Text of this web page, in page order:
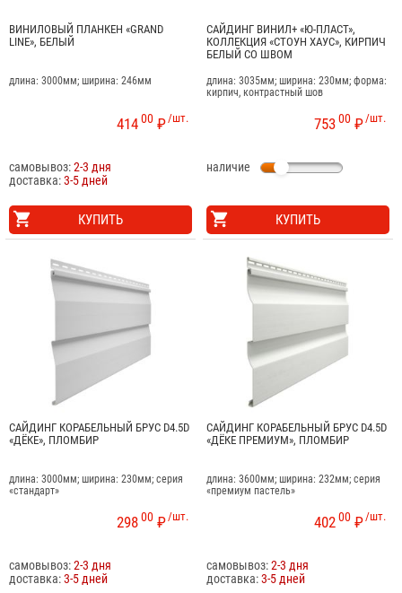
ВИНИЛОВЫЙ ПЛАНКЕН «GRAND
LINE», БЕЛЫЙ
длина: 3000мм; ширина: 246мм
/шт.
41400 ₽
самовывоз:2-3 дня
доставка:3-5 дней
КУПИТЬ
САЙДИНГ ВИНИЛ+ «Ю-ПЛАСТ»,
КОЛЛЕКЦИЯ «СТОУН ХАУС», КИРПИЧ
БЕЛЫЙ СО ШВОМ
длина: 3035мм; ширина: 230мм; форма:
кирпич, контрастный шов
/шт.
75300 ₽
наличие
КУПИТЬ
САЙДИНГ КОРАБЕЛЬНЫЙ БРУС D4.5D
«ДЁКЕ», ПЛОМБИР
длина: 3000мм; ширина: 230мм; серия
«стандарт»
/шт.
29800 ₽
самовывоз:2-3 дня
доставка:3-5 дней
САЙДИНГ КОРАБЕЛЬНЫЙ БРУС D4.5D
«ДЁКЕ ПРЕМИУМ», ПЛОМБИР
длина: 3600мм; ширина: 232мм; серия
«премиум пастель»
/шт.
40200 ₽
самовывоз:2-3 дня
доставка:3-5 дней